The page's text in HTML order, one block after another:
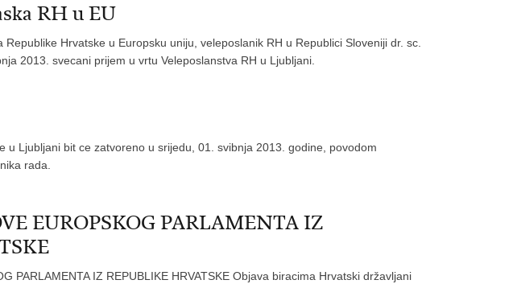
RH u EU
Hrvatske u Europsku uniju, veleposlanik RH u Republici Sloveniji dr. sc.
2013. svecani prijem u vrtu Veleposlanstva RH u Ljubljani.
u Ljubljani bit ce zatvoreno u srijedu, 01. svibnja 2013. godine, povodom
rada.
EUROPSKOG PARLAMENTA IZ
PARLAMENTA IZ REPUBLIKE HRVATSKE Objava biracima Hrvatski državljani